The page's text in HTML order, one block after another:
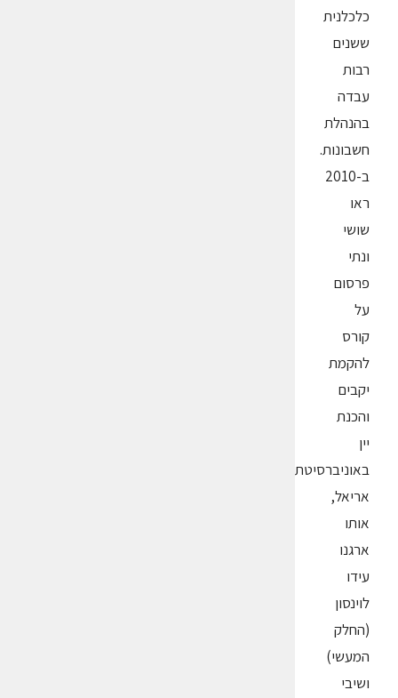
כלכלנית
ששנים
רבות
עבדה
בהנהלת
חשבונות.
ב-2010
ראו
שושי
ונתי
פרסום
על
קורס
להקמת
יקבים
והכנת
יין
באוניברסיטת
אריאל,
אותו
ארגנו
עידו
לוינסון
(החלק
המעשי)
ושיבי